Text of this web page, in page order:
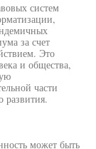
систем
за счет
Это
и общества,
части
развития.
может быть